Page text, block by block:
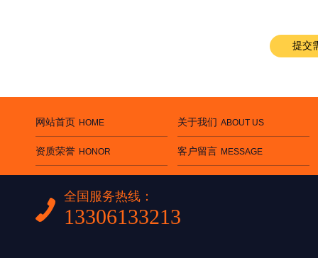
提交
网站首页 HOME 关于我们 ABOUT US
资质荣誉 HONOR 客户留言 MESSAGE
全国服务热线：
13306133213